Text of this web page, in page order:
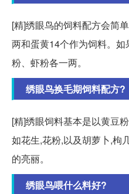
[精]绣眼鸟的饲料配方会简
两和蛋黄14个作为饲料。
粉、虾粉各一两。
绣眼鸟换毛期饲料配方?
[精]绣眼饲料基本是以黄豆
如花生,花粉,以及胡萝卜,枸
的亮丽。
绣眼鸟喂什么料好?